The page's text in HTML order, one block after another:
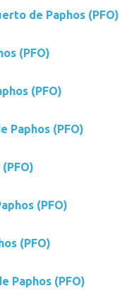
de Paphos (PFO)
(PFO)
(PFO)
Paphos (PFO)
(PFO)
(PFO)
Paphos (PFO)